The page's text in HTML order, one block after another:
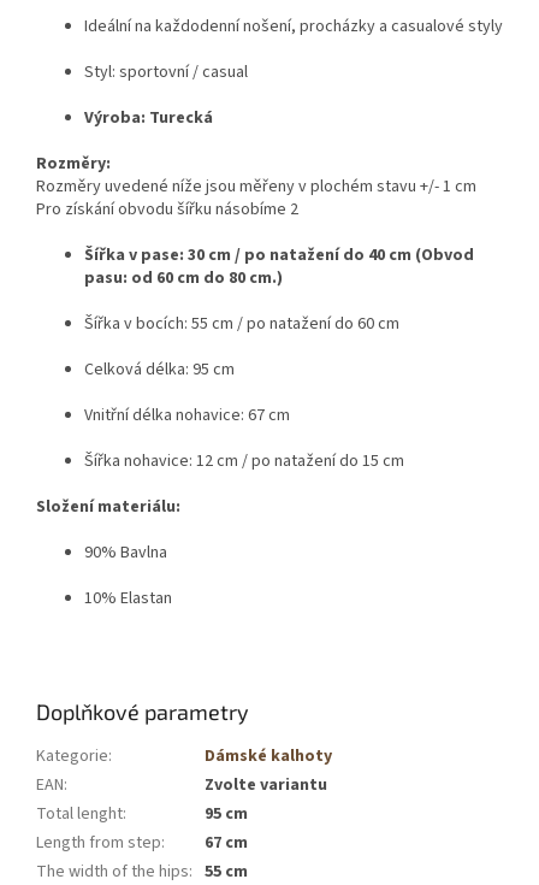
Ideální na každodenní nošení, procházky a casualové styly
Styl: sportovní / casual
Výroba: Turecká
Rozměry:
Rozměry uvedené níže jsou měřeny v plochém stavu +/- 1 cm
Pro získání obvodu šířku násobíme 2
Šířka v pase: 30 cm / po natažení do 40 cm (Obvod
pasu: od 60 cm do 80 cm.)
Šířka v bocích: 55 cm / po natažení do 60 cm
Celková délka: 95 cm
Vnitřní délka nohavice: 67 cm
Šířka nohavice: 12 cm / po natažení do 15 cm
Složení materiálu:
90% Bavlna
10% Elastan
Doplňkové parametry
Kategorie:
Dámské kalhoty
EAN:
Zvolte variantu
Total lenght:
95 cm
Length from step:
67 cm
The width of the hips: 55 cm